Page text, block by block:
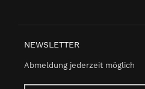
NEWSLETTER
Abmeldung jederzeit möglich